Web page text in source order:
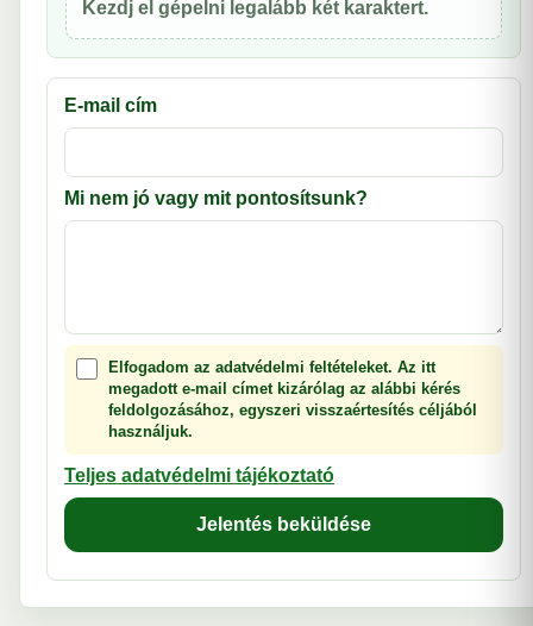
Kezdj el gépelni legalább két karaktert.
E-mail cím
Mi nem jó vagy mit pontosítsunk?
Elfogadom az adatvédelmi feltételeket. Az itt
megadott e-mail címet kizárólag az alábbi kérés
feldolgozásához, egyszeri visszaértesítés céljából
használjuk.
Teljes adatvédelmi tájékoztató
Jelentés beküldése